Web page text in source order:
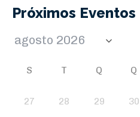
Próximos Eventos
S T Q Q
27 28 29 30